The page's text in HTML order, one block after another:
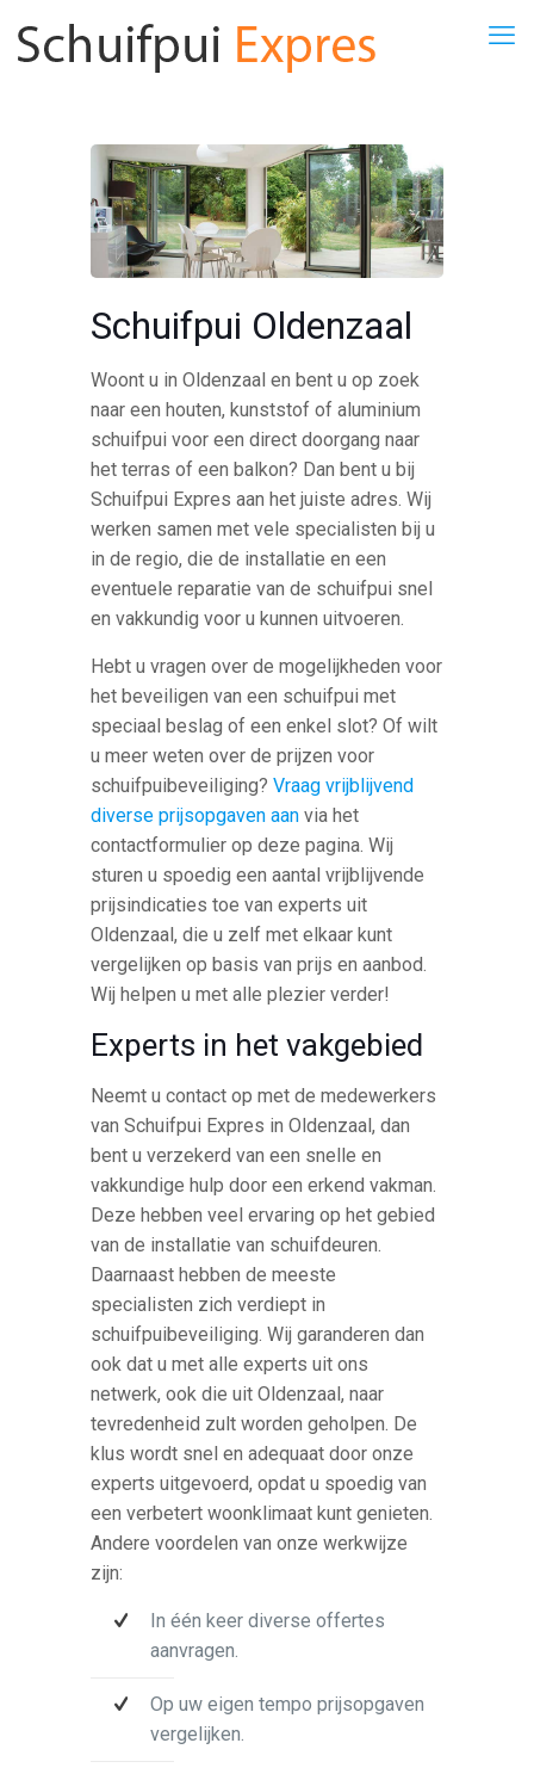
Schuifpui Oldenzaal
Woont u in Oldenzaal en bent u op zoek
naar een houten, kunststof of aluminium
schuifpui voor een direct doorgang naar
het terras of een balkon? Dan bent u bij
Schuifpui Expres aan het juiste adres. Wij
werken samen met vele specialisten bij u
in de regio, die de installatie en een
eventuele reparatie van de schuifpui snel
en vakkundig voor u kunnen uitvoeren.
Hebt u vragen over de mogelijkheden voor
het beveiligen van een schuifpui met
speciaal beslag of een enkel slot? Of wilt
u meer weten over de prijzen voor
schuifpuibeveiliging?Vraag vrijblijvend
diverse prijsopgaven aan via het
contactformulier op deze pagina. Wij
sturen u spoedig een aantal vrijblijvende
prijsindicaties toe van experts uit
Oldenzaal, die u zelf met elkaar kunt
vergelijken op basis van prijs en aanbod.
Wij helpen u met alle plezier verder!
Experts in het vakgebied
Neemt u contact op met de medewerkers
van Schuifpui Expres in Oldenzaal, dan
bent u verzekerd van een snelle en
vakkundige hulp door een erkend vakman.
Deze hebben veel ervaring op het gebied
van de installatie van schuifdeuren.
Daarnaast hebben de meeste
specialisten zich verdiept in
schuifpuibeveiliging. Wij garanderen dan
ook dat u met alle experts uit ons
netwerk, ook die uit Oldenzaal, naar
tevredenheid zult worden geholpen. De
klus wordt snel en adequaat door onze
experts uitgevoerd, opdat u spoedig van
een verbetert woonklimaat kunt genieten.
Andere voordelen van onze werkwijze
zijn:
In één keer diverse offertes
aanvragen.
Op uw eigen tempo prijsopgaven
vergelijken.